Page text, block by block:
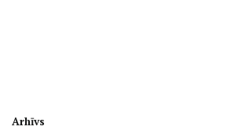
Arhīvs